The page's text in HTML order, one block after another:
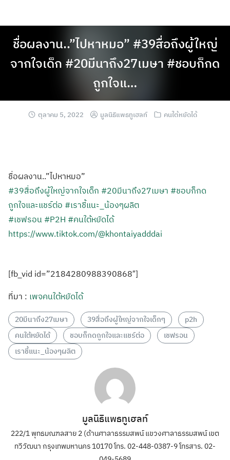
ชื่อผลงาน..”ไปหาหมอ” #39สื่อถึงผู้ใหญ่
จากใจเด็ก #20มีนาถึง27เมษา #ชอบก็กด
ถูกใจแ…
ตุลาคม 5, 2022 มูลนิธิแพธทูเฮลท์ คนใต้หยัดได้
ชื่อผลงาน..”ไปหาหมอ”
#39สื่อถึงผู้ใหญ่จากใจเด็ก #20มีนาถึง27เมษา #ชอบก็กด
ถูกใจและแชร์ต่อ #เราชี้แนะ_น้องๆผลิต
#เชฟรอน #P2H #คนใต้หยัดได้
https://www.tiktok.com/@khontaiyadddai
[fb_vid id=”2184280988390868″]
ที่มา : เพจคนใต้หยัดได้
20มีนาถึง27เมษา 39สื่อถึงผู้ใหญ่จากใจเด็กๆ
p2h
คนใต้หยัดได้
ชอบก็กดถูกใจและแชร์ต่อ
เชฟรอน
เราชี้แนะ_น้องๆผลิต
มูลนิธิแพธทูเฮลท์
222/1 พุทธมณฑลสาย 2 (ด้านศาลาธรรมสพน์ แขวงศาลาธรรมสพน์ เขต
ทวีวัฒนา กรุงเทพมหานคร 10170 โทร. 02-448-0387-9 โทรสาร. 02-